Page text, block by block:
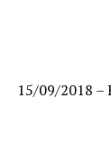
15/09/2018 –